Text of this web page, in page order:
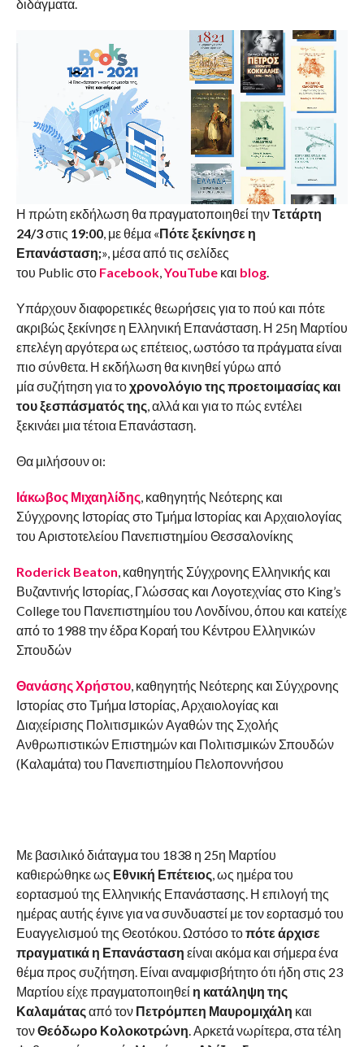
διδάγματα.
Η πρώτη εκδήλωση θα πραγματοποιηθεί τηνΤετάρτη
24/3στις 19:00, με θέμα «Πότε ξεκίνησε η
Επανάσταση;», μέσα από τις σελίδες
του Public στο Facebook,YouTubeκαι blog.
Υπάρχουν διαφορετικές θεωρήσεις για το πού και πότε
ακριβώς ξεκίνησε η Ελληνική Επανάσταση. Η 25η Μαρτίου
επελέγη αργότερα ως επέτειος, ωστόσο τα πράγματα είναι
πιο σύνθετα. Η εκδήλωση θα κινηθεί γύρω από
μία συζήτηση για τοχρονολόγιο της προετοιμασίας και
του ξεσπάσματός της, αλλά και για το πώς εντέλει
ξεκινάει μια τέτοια Επανάσταση.
Θα μιλήσουν οι:
Ιάκωβος Μιχαηλίδης, καθηγητής Νεότερης και
Σύγχρονης Ιστορίας στο Τμήμα Ιστορίας και Αρχαιολογίας
του Αριστοτελείου Πανεπιστημίου Θεσσαλονίκης
Roderick Beaton, καθηγητής Σύγχρονης Ελληνικής και
Βυζαντινής Ιστορίας, Γλώσσας και Λογοτεχνίας στο King’s
College του Πανεπιστημίου του Λονδίνου, όπου και κατείχε
από το 1988 την έδρα Κοραή του Κέντρου Ελληνικών
Σπουδών
Θανάσης Χρήστου, καθηγητής Νεότερης και Σύγχρονης
Ιστορίας στο Τμήμα Ιστορίας, Αρχαιολογίας και
Διαχείρισης Πολιτισμικών Αγαθών της Σχολής
Ανθρωπιστικών Επιστημών και Πολιτισμικών Σπουδών
(Καλαμάτα) του Πανεπιστημίου Πελοποννήσου
Με βασιλικό διάταγμα του 1838 η 25η Μαρτίου
καθιερώθηκε ως Εθνική Επέτειος, ως ημέρα του
εορτασμού της Ελληνικής Επανάστασης. Η επιλογή της
ημέρας αυτής έγινε για να συνδυαστεί με τον εορτασμό του
Ευαγγελισμού της Θεοτόκου. Ωστόσο τοπότε άρχισε
πραγματικά η Επανάσταση είναι ακόμα και σήμερα ένα
θέμα προς συζήτηση. Είναι αναμφισβήτητο ότι ήδη στις 23
Μαρτίου είχε πραγματοποιηθεί η κατάληψη της
Καλαμάταςαπό τον Πετρόμπεη Μαυρομιχάλη και
τονΘεόδωρο Κολοκοτρώνη. Αρκετά νωρίτερα, στα τέλη